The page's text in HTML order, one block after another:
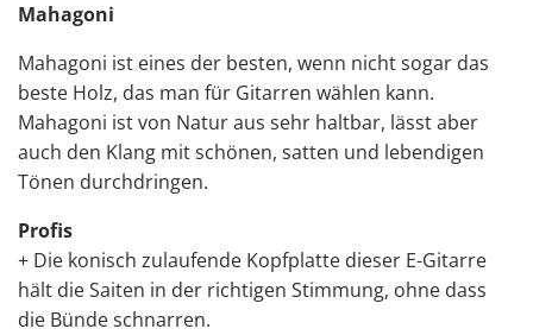
Mahagoni
Mahagoni ist eines der besten, wenn nicht sogar das
beste Holz, das man für Gitarren wählen kann.
Mahagoni ist von Natur aus sehr haltbar, lässt aber
auch den Klang mit schönen, satten und lebendigen
Tönen durchdringen.
Profis
+ Die konisch zulaufende Kopfplatte dieser E-Gitarre
hält die Saiten in der richtigen Stimmung, ohne dass
die Bünde schnarren.